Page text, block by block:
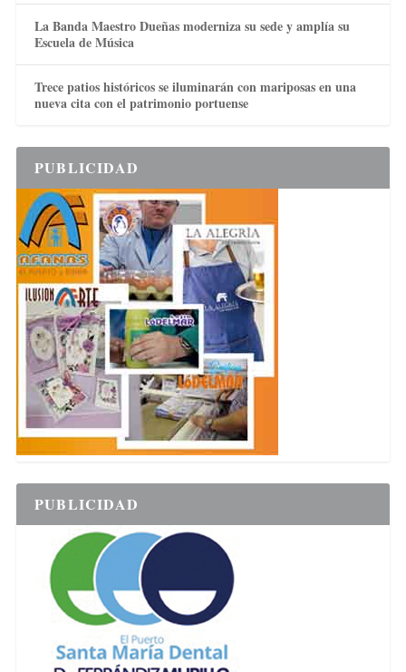
La Banda Maestro Dueñas moderniza su sede y amplía su
Escuela de Música
Trece patios históricos se iluminarán con mariposas en una
nueva cita con el patrimonio portuense
PUBLICIDAD
PUBLICIDAD